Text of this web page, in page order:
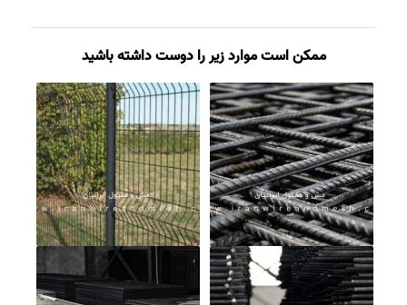
ممکن است موارد زیر را دوست داشته باشید